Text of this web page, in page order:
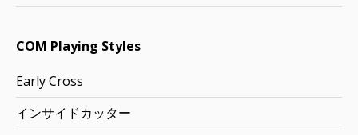
COM Playing Styles
Early Cross
インサイドカッター